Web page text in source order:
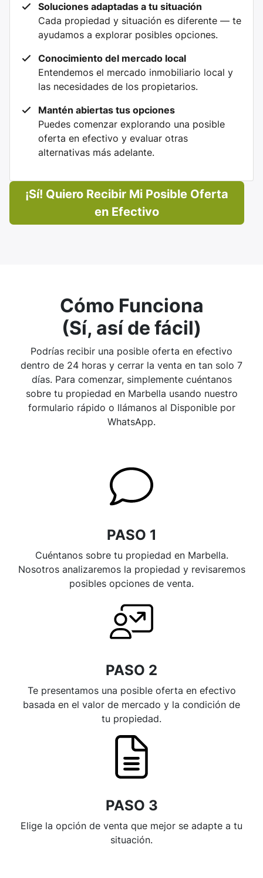
Soluciones adaptadas a tu situación
Cada propiedad y situación es diferente — te
ayudamos a explorar posibles opciones.
Conocimiento del mercado local
Entendemos el mercado inmobiliario local y
las necesidades de los propietarios.
Mantén abiertas tus opciones
Puedes comenzar explorando una posible
oferta en efectivo y evaluar otras
alternativas más adelante.
¡Sí! Quiero Recibir Mi Posible Oferta
en Efectivo
Cómo Funciona
(Sí, así de fácil)
Podrías recibir una posible oferta en efectivo
dentro de 24 horas y cerrar la venta en tan solo 7
días. Para comenzar, simplemente cuéntanos
sobre tu propiedad en Marbella usando nuestro
formulario rápido o llámanos al Disponible por
WhatsApp.
PASO 1
Cuéntanos sobre tu propiedad en Marbella.
Nosotros analizaremos la propiedad y revisaremos
posibles opciones de venta.
PASO 2
Te presentamos una posible oferta en efectivo
basada en el valor de mercado y la condición de
tu propiedad.
PASO 3
Elige la opción de venta que mejor se adapte a tu
situación.